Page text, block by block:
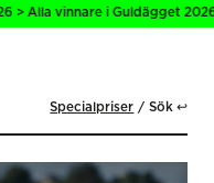
vinnare i Guldägget
Specialpriser Sök ↩